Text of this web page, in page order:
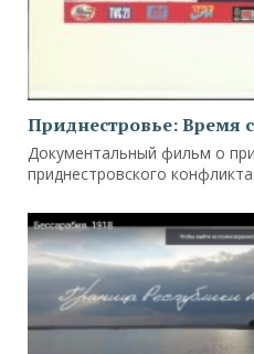
Приднестровье: Время
Документальный фильм о
приднестровского конфликта.